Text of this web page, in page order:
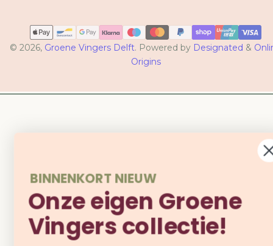
© 2026, Groene Vingers Delft. Powered by Designated &
Origins
Betaalmethoden
BINNENKORT NIEUW
Onze eigen Groene
Vingers collectie!